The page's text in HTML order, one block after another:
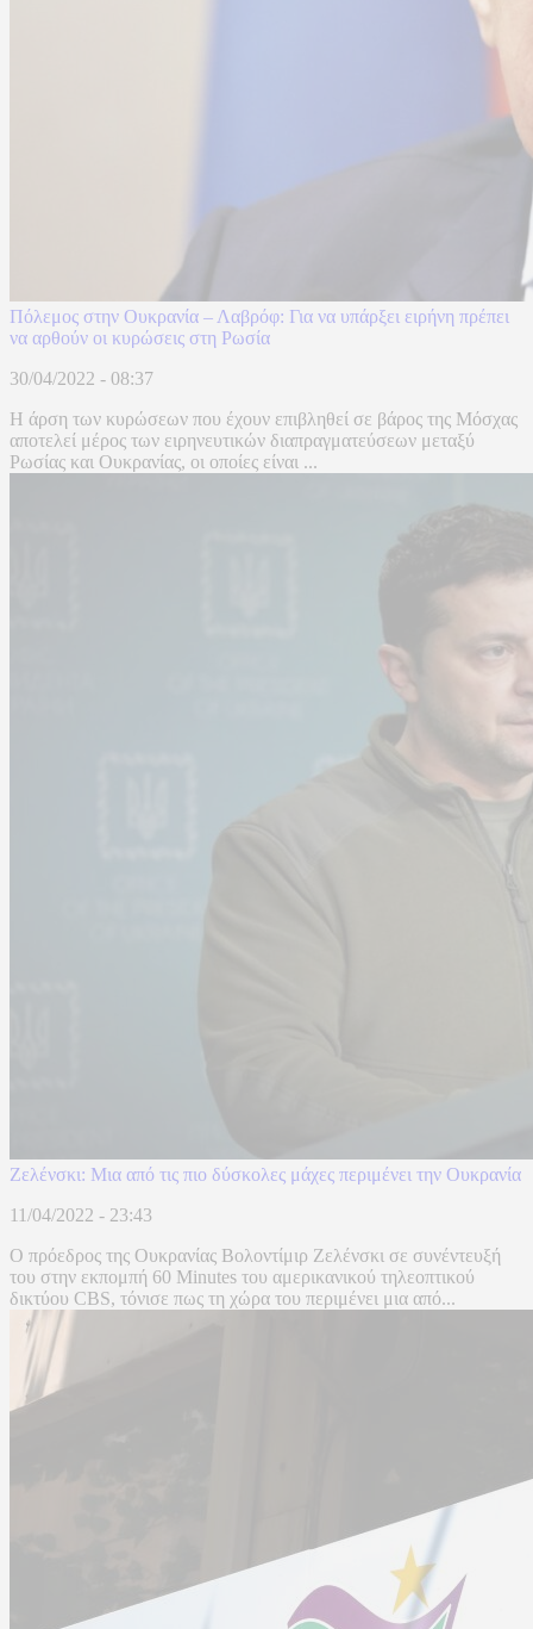
Πόλεμος στην Ουκρανία – Λαβρόφ: Για να υπάρξει ειρήνη πρέπει
να αρθούν οι κυρώσεις στη Ρωσία
30/04/2022 - 08:37
Η άρση των κυρώσεων που έχουν επιβληθεί σε βάρος της Μόσχας
αποτελεί μέρος των ειρηνευτικών διαπραγματεύσεων μεταξύ
Ρωσίας και Ουκρανίας, οι οποίες είναι ...
Ζελένσκι: Μια από τις πιο δύσκολες μάχες περιμένει την Ουκρανία
11/04/2022 - 23:43
Ο πρόεδρος της Ουκρανίας Βολοντίμιρ Ζελένσκι σε συνέντευξή
του στην εκπομπή 60 Minutes του αμερικανικού τηλεοπτικού
δικτύου CBS, τόνισε πως τη χώρα του περιμένει μια από...